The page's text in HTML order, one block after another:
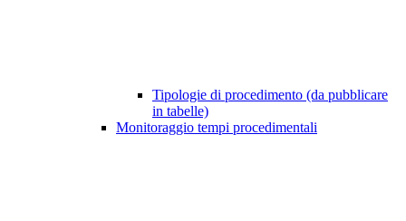
Tipologie di procedimento (da pubblicare
in tabelle)
Monitoraggio tempi procedimentali